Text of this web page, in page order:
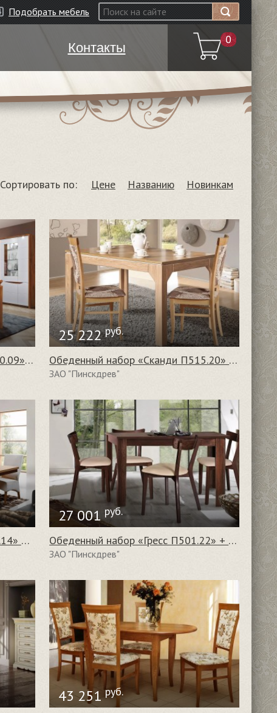
Подобрать мебель
0
Контакты
Сортировать по: Цене Названию Новинкам
Обеденный набор «Монако П510.09» + «Кабриоль П526-00»
25 222 руб.
Обеденный набор «Сканди П515.20» + «Унисон П271-00»
ЗАО "Пинскдрев"
Обеденный набор «Рондо П553.14» + «Элегант П486»
27 001 руб.
Обеденный набор «Гресс П501.22» + «Моника П516-00»
ЗАО "Пинскдрев"
43 251 руб.